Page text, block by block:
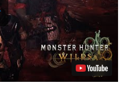
Video
abspielen